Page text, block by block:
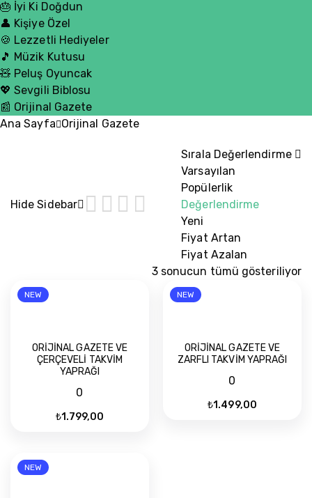
🎂 İyi Ki Doğdun
👤 Kişiye Özel
🍪 Lezzetli Hediyeler
🎵 Müzik Kutusu
🧸 Peluş Oyuncak
💖 Sevgili Biblosu
📰 Orijinal Gazete
Ana Sayfa Orijinal Gazete
Hide Sidebar
Sırala Değerlendirme
Varsayılan
Popülerlik
Değerlendirme
Yeni
Fiyat Artan
Fiyat Azalan
3 sonucun tümü gösteriliyor
NEW
ORİJİNAL GAZETE VE
ÇERÇEVELİ TAKVİM
YAPRAĞI
0
₺1.799,00
NEW
ORİJİNAL GAZETE VE
ZARFLI TAKVİM YAPRAĞI
0
₺1.499,00
NEW